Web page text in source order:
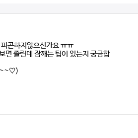
곤하지않으신가요 ㅠㅠ
면 졸린데 잠깨는 팁이 있는지 궁금합
~~♡)